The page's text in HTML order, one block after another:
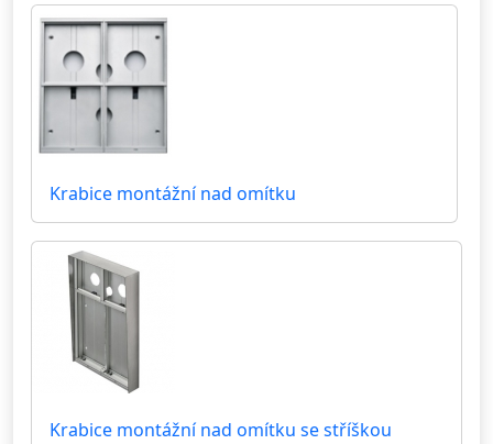
Krabice montážní nad omítku
Krabice montážní nad omítku se stříškou